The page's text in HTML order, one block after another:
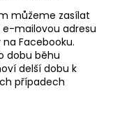
můžeme zasílat
mailovou adresu
Facebooku.
dobu běhu
delší dobu k
případech